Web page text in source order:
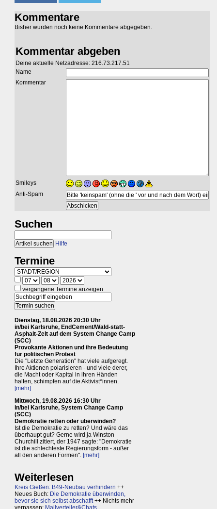
Kommentare
Bisher wurden noch keine Kommentare abgegeben.
Kommentar abgeben
Deine aktuelle Netzadresse: 216.73.217.51
Name
Kommentar
Smileys
Anti-Spam
Suchen
Hilfe
Termine
vergangene Termine anzeigen
Dienstag, 18.08.2026 20:30 Uhr
in/bei Karlsruhe, EndCement/Wald-statt-
Asphalt-Zelt auf dem System Change Camp
(SCC)
Provokante Aktionen und ihre Bedeutung
für politischen Protest
Die "Letzte Generation" hat viele aufgeregt.
Ihre Aktionen polarisieren - und viele derer,
die Macht oder Kapital in ihren Händen
halten, schimpfen auf die Aktivist*innen.
[mehr]
Mittwoch, 19.08.2026 16:30 Uhr
in/bei Karlsruhe, System Change Camp
(SCC)
Demokratie retten oder überwinden?
Ist die Demokratie zu retten? Und wäre das
überhaupt gut? Gerne wird ja Winston
Churchill zitiert, der 1947 sagte: "Demokratie
ist die schlechteste Regierungsform - außer
all den anderen Formen". [mehr]
Weiterlesen
Kreis Gießen: B49-Neubau verhindern ++
Neues Buch: Die Demokratie überwinden,
bevor sie sich selbst abschafft++ Nichts mehr